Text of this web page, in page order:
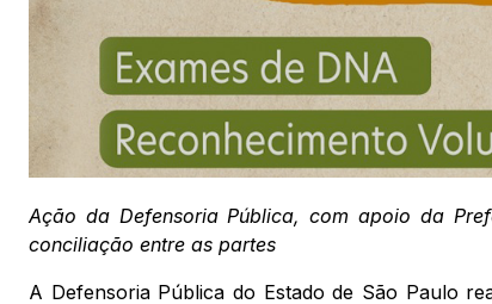
Ação da Defensoria Pública, com apoio da
conciliação entre as partes
A Defensoria Pública do Estado de São Paulo